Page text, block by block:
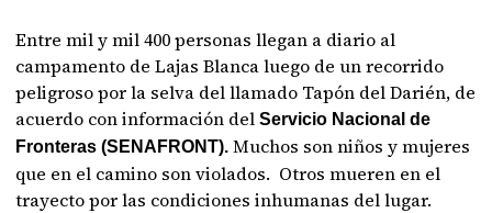
Entre mil y mil 400 personas llegan a diario al
campamento de Lajas Blanca luego de un recorrido
peligroso por la selva del llamado Tapón del Darién, de
acuerdo con información delServicio Nacional de
Fronteras (SENAFRONT).Muchos son niños y mujeres
que en el camino son violados. Otros mueren en el
trayecto por las condiciones inhumanas del lugar.